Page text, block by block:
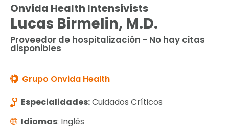
Onvida Health Intensivists
Lucas Birmelin, M.D.
Proveedor de hospitalización - No hay citas
disponibles
Grupo Onvida Health
Especialidades:Cuidados Críticos
Idiomas: Inglés